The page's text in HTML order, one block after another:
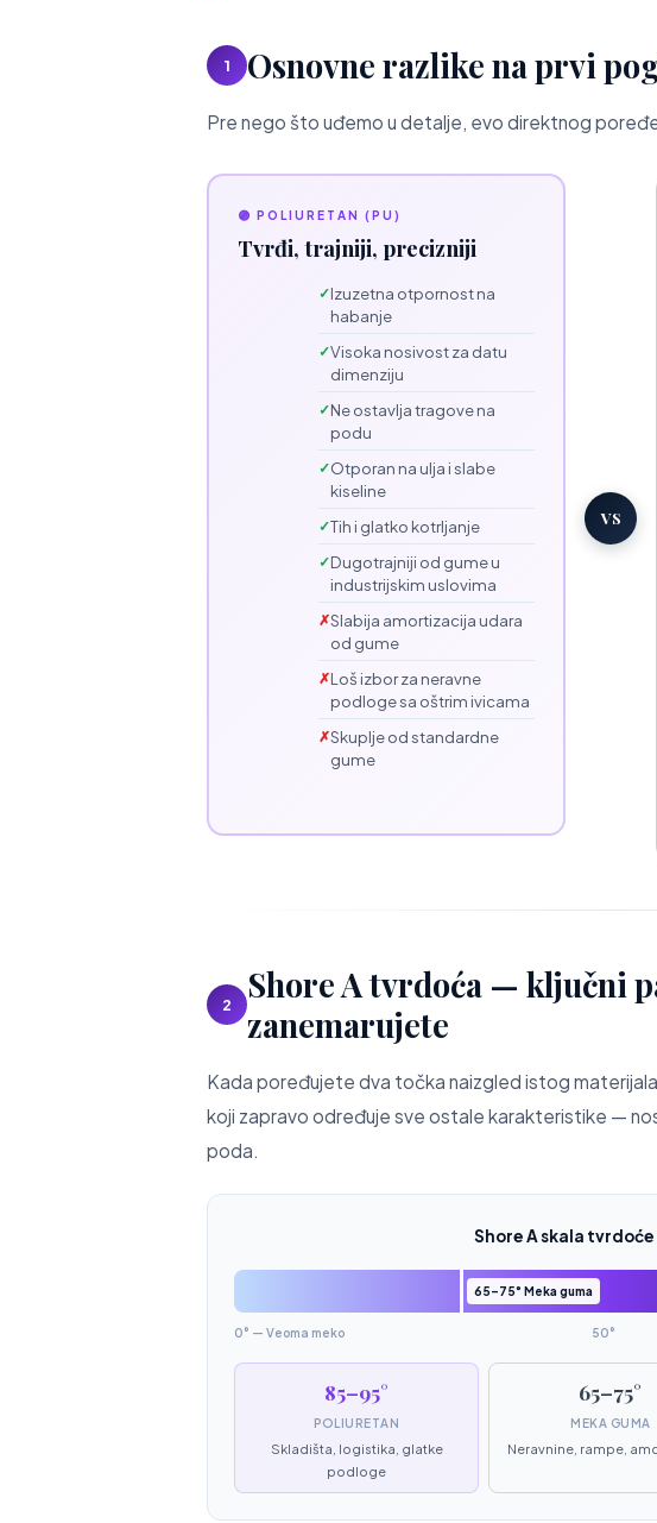
1 Osnovne razlike na prvi
Pre nego što uđemo u detalje, evo direktnog
🟣 POLIURETAN (PU)
Tvrđi, trajniji, precizniji
Izuzetna otpornost na
habanje
Visoka nosivost za datu
dimenziju
Ne ostavlja tragove na
podu
Otporan na ulja i slabe
kiseline
Tih i glatko kotrljanje
Dugotrajniji od gume u
industrijskim uslovima
Slabija amortizacija udara
od gume
Loš izbor za neravne
podloge sa oštrim ivicama
Skuplje od standardne
gume
VS
2
Shore A tvrdoća — ključni
zanemarujete
Kada poređujete dva točka naizgled istog
koji zapravo određuje sve ostale karakteristike —
poda.
Shore A skala
65–75° Meka guma
0° — Veoma meko 50°
85–95°
POLIURETAN
Skladišta, logistika, glatke
podloge
65–75°
MEKA GUMA
Neravnine, rampe,